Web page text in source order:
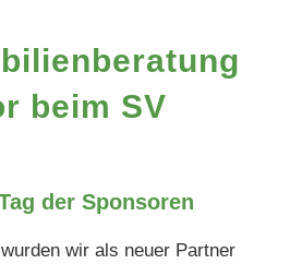
beim SV
der Sponsoren
wir als neuer Partner